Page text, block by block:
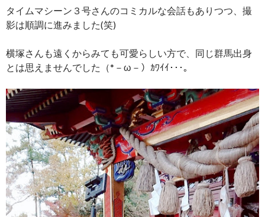
タイムマシーン３号さんのコミカルな会話もありつつ、撮
影は順調に進みました(笑)
横塚さんも遠くからみても可愛らしい方で、同じ群馬出身
とは思えませんでした（*－ω－）ｶﾜｲｲ･･･。